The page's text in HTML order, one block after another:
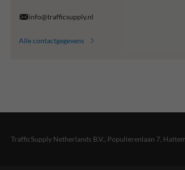
info@trafficsupply.nl
Alle contactgegevens
TrafficSupply Netherlands B.V., Populierenlaan 7,